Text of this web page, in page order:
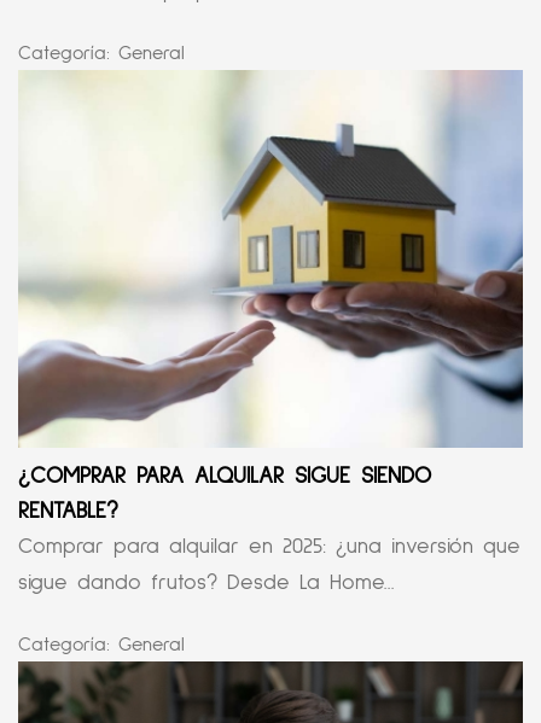
Categoría: General
¿COMPRAR PARA ALQUILAR SIGUE SIENDO
RENTABLE?
Comprar para alquilar en 2025: ¿una inversión que
sigue dando frutos? Desde La Home...
Categoría: General